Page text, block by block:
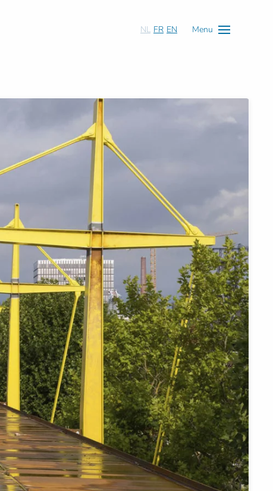
NL FR EN Menu